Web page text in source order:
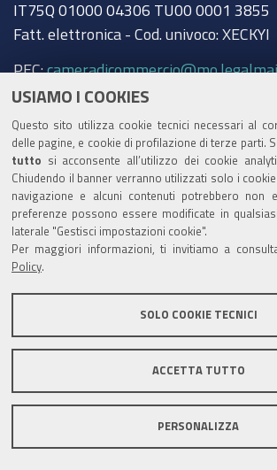
USIAMO I COOKIES
Questo sito utilizza cookie tecnici necessari al
delle pagine, e cookie di profilazione di terze parti.
tutto si acconsente all’utilizzo dei cookie
Chiudendo il banner verranno utilizzati solo i
navigazione e alcuni contenuti potrebbero non
preferenze possono essere modificate in
laterale "Gestisci impostazioni cookie".
Per maggiori informazioni, ti invitiamo a
Policy
SOLO COOKIE TECNICI
ACCETTA TUTTO
PERSONALIZZA
IT75Q 01000 04306 TU00 0001 3855
Fatt. elettronica - Cod. univoco: XECKYI
PEC:
Trasparenza
Amministrazione trasparente
Albo Camerale
Pubblicità Legale
Area riservata Amministratori
Informativa generale
Informative
Accessibilità
Note legali
Informativa estesa sui cookie
Social